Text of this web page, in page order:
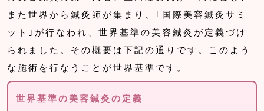
また世界から鍼灸師が集まり、｢国際美容鍼灸サミ
ット｣が行なわれ、世界基準の美容鍼灸が定義づけ
られました。その概要は下記の通りです。このよう
な施術を行なうことが世界基準です。
世界基準の美容鍼灸の定義